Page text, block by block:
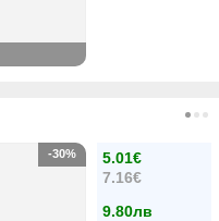
5.01€
7.16€
9.80лв
-30%